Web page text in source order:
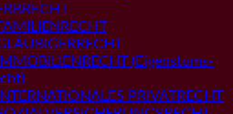
(Eigenstums-
PRIVATRECHT